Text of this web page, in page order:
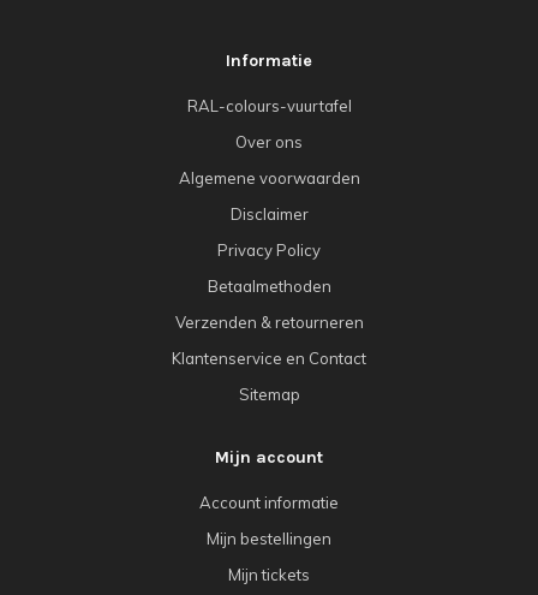
Informatie
RAL-colours-vuurtafel
Over ons
Algemene voorwaarden
Disclaimer
Privacy Policy
Betaalmethoden
Verzenden & retourneren
Klantenservice en Contact
Sitemap
Mijn account
Account informatie
Mijn bestellingen
Mijn tickets